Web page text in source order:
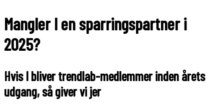
Mangler I en sparringspartner i
2025?
Hvis I bliver trendlab-medlemmer inden årets
udgang, så giver vi jer